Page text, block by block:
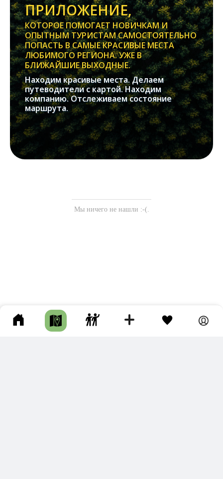
ПРИЛОЖЕНИЕ,
КОТОРОЕ ПОМОГАЕТ НОВИЧКАМ И
ОПЫТНЫМ ТУРИСТАМ САМОСТОЯТЕЛЬНО
ПОПАСТЬ В САМЫЕ КРАСИВЫЕ МЕСТА
ЛЮБИМОГО РЕГИОНА. УЖЕ В
БЛИЖАЙШИЕ ВЫХОДНЫЕ.
Находим красивые места. Делаем
путеводители с картой. Находим
компанию. Отслеживаем состояние
маршрута.
Мы ничего не нашли :-(.